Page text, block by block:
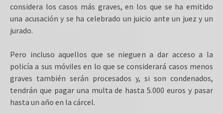
considera los casos más graves, en los que se ha emitido
una acusación y se ha celebrado un juicio ante un juez y un
jurado.
Pero incluso aquellos que se nieguen a dar acceso a la
policía a sus móviles en lo que se considerará casos menos
graves también serán procesados y, si son condenados,
tendrán que pagar una multa de hasta 5.000 euros y pasar
hasta un año en la cárcel.